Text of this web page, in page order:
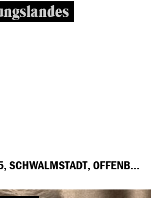
04.12.2025 – 17.12.2025, SCHWALMSTADT, OFFENBACH, MARBURG, FRANKFURT, GROSS-GERAU, HÖCHST